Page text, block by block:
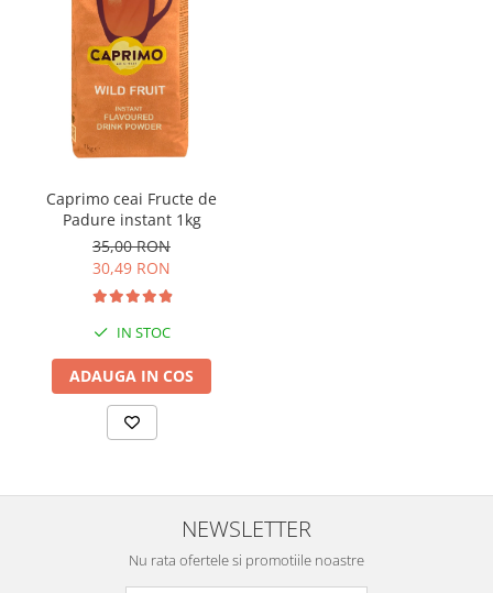
Caprimo ceai Fructe de
Padure instant 1kg
35,00 RON
30,49 RON
IN STOC
ADAUGA IN COS
NEWSLETTER
Nu rata ofertele si promotiile noastre